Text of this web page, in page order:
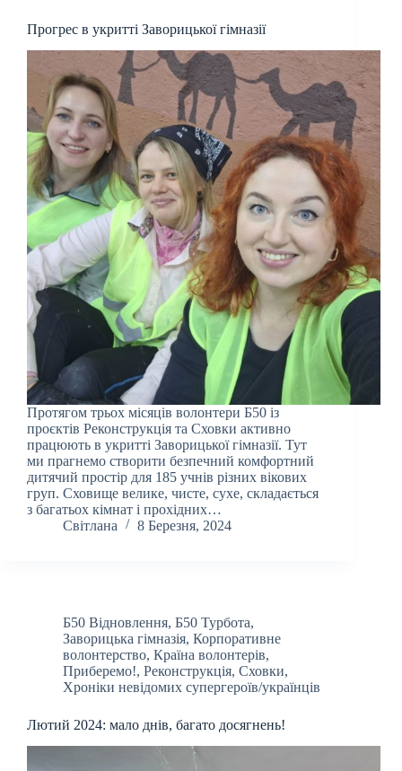
Прогрес в укритті Заворицької гімназії
Протягом трьох місяців волонтери Б50 із
проєктів Реконструкція та Сховки активно
працюють в укритті Заворицької гімназії. Тут
ми прагнемо створити безпечний комфортний
дитячий простір для 185 учнів різних вікових
груп. Сховище велике, чисте, сухе, складається
з багатьох кімнат і прохідних…
Світлана
8 Березня, 2024
Б50 Відновлення, Б50 Турбота,
Заворицька гімназія, Корпоративне
волонтерство, Країна волонтерів,
Приберемо!, Реконструкція, Сховки,
Хроніки невідомих супергероїв/українців
Лютий 2024: мало днів, багато досягнень!